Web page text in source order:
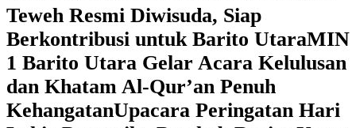
Teweh Resmi Diwisuda, Siap
Berkontribusi untuk Barito UtaraMIN
1 Barito Utara Gelar Acara Kelulusan
dan Khatam Al-Qur’an Penuh
KehangatanUpacara Peringatan Hari